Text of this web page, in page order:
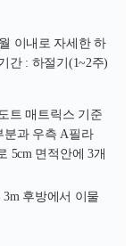
이내로 자세한 하
간 : 하절기(1~2주)
트 매트릭스 기준
분과 우측 A필라
5cm 면적안에 3개
후방에서 이물